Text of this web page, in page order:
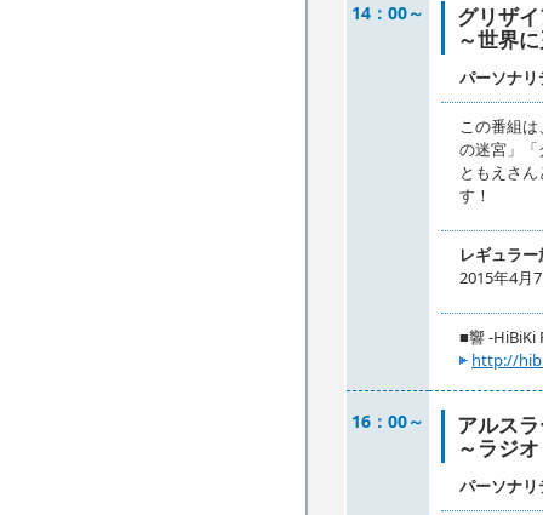
14：00～
グリザ
～世界
パーソナリ
この番組
の迷宮」
ともえさ
す！
レギュラ
2015年4月
■響 -HiBiKi
http://
16：00～
アルス
～ラジ
パーソナリ